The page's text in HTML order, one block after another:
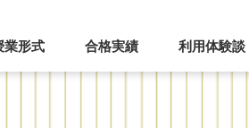
業形式 合格実績 利用体験談